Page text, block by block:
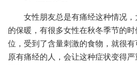
女性朋友总是有痛经这种情况
的保暖，有很多女性在秋冬季节的
位，受到了含量刺激的食物，就很
原有痛经的人，会让这种症状变得